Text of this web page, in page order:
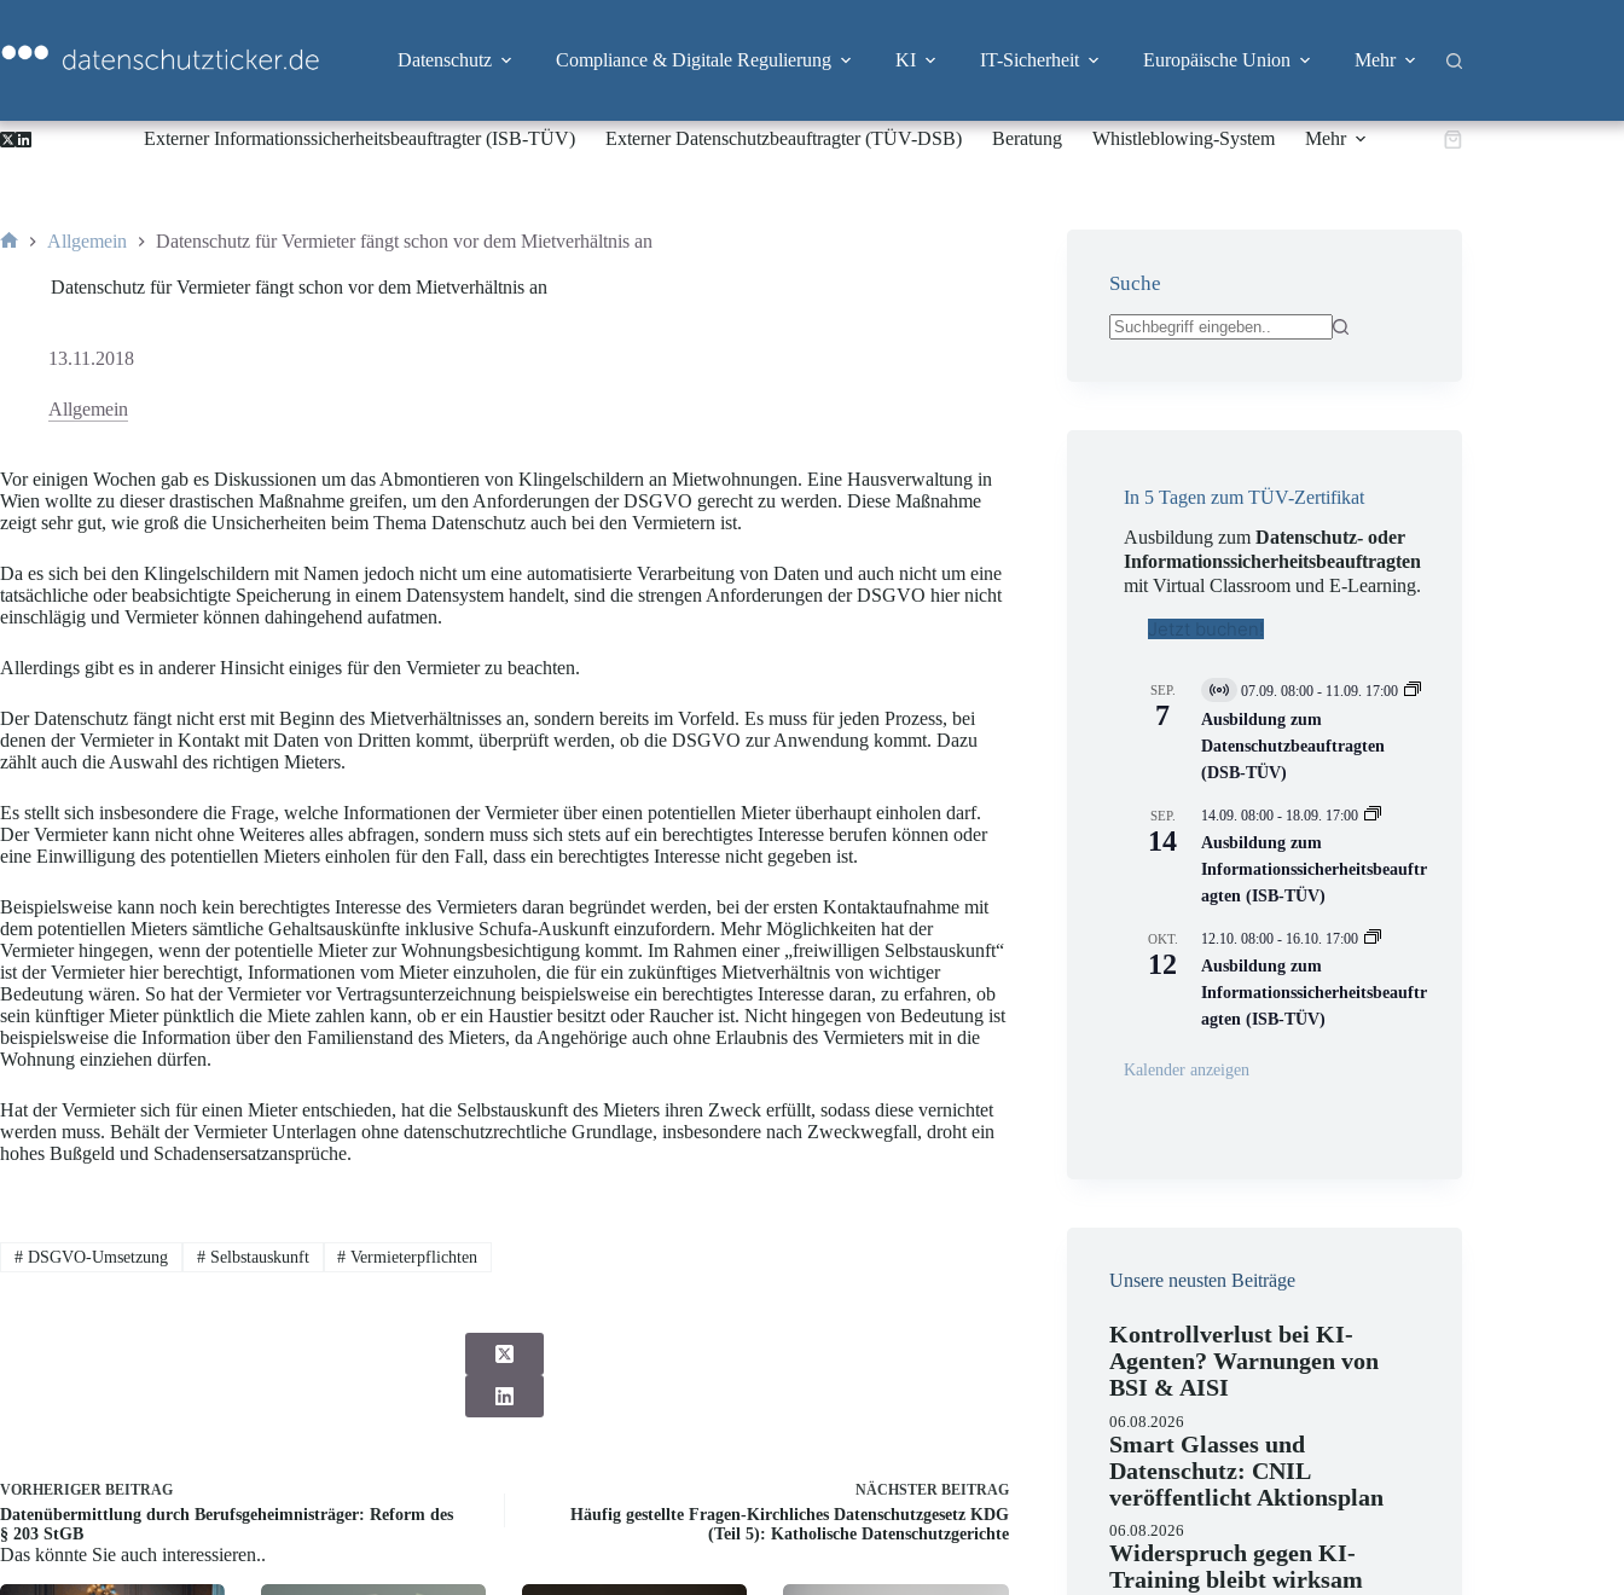
springen
Datenschutz Compliance & Digitale Regulierung KI IT-Sicherheit Europäische Union Mehr
Externer Informationssicherheitsbeauftragter (ISB-TÜV) Externer Datenschutzbeauftragter (TÜV-DSB) Beratung Whistleblowing-System Mehr Warenkorb
Allgemein Datenschutz für Vermieter fängt schon vor dem Mietverhältnis an
Datenschutz für Vermieter fängt schon vor dem Mietverhältnis an
13.11.2018
Allgemein
Vor einigen Wochen gab es Diskussionen um das Abmontieren von Klingelschildern an Mietwohnungen. Eine Hausverwaltung in
Wien wollte zu dieser drastischen Maßnahme greifen, um den Anforderungen der DSGVO gerecht zu werden. Diese Maßnahme
zeigt sehr gut, wie groß die Unsicherheiten beim Thema Datenschutz auch bei den Vermietern ist.
Da es sich bei den Klingelschildern mit Namen jedoch nicht um eine automatisierte Verarbeitung von Daten und auch nicht um eine
tatsächliche oder beabsichtigte Speicherung in einem Datensystem handelt, sind die strengen Anforderungen der DSGVO hier nicht
einschlägig und Vermieter können dahingehend aufatmen.
Allerdings gibt es in anderer Hinsicht einiges für den Vermieter zu beachten.
Der Datenschutz fängt nicht erst mit Beginn des Mietverhältnisses an, sondern bereits im Vorfeld. Es muss für jeden Prozess, bei
denen der Vermieter in Kontakt mit Daten von Dritten kommt, überprüft werden, ob die DSGVO zur Anwendung kommt. Dazu
zählt auch die Auswahl des richtigen Mieters.
Es stellt sich insbesondere die Frage, welche Informationen der Vermieter über einen potentiellen Mieter überhaupt einholen darf.
Der Vermieter kann nicht ohne Weiteres alles abfragen, sondern muss sich stets auf ein berechtigtes Interesse berufen können oder
eine Einwilligung des potentiellen Mieters einholen für den Fall, dass ein berechtigtes Interesse nicht gegeben ist.
Beispielsweise kann noch kein berechtigtes Interesse des Vermieters daran begründet werden, bei der ersten Kontaktaufnahme mit
dem potentiellen Mieters sämtliche Gehaltsauskünfte inklusive Schufa-Auskunft einzufordern. Mehr Möglichkeiten hat der
Vermieter hingegen, wenn der potentielle Mieter zur Wohnungsbesichtigung kommt. Im Rahmen einer „freiwilligen Selbstauskunft“
ist der Vermieter hier berechtigt, Informationen vom Mieter einzuholen, die für ein zukünftiges Mietverhältnis von wichtiger
Bedeutung wären. So hat der Vermieter vor Vertragsunterzeichnung beispielsweise ein berechtigtes Interesse daran, zu erfahren, ob
sein künftiger Mieter pünktlich die Miete zahlen kann, ob er ein Haustier besitzt oder Raucher ist. Nicht hingegen von Bedeutung ist
beispielsweise die Information über den Familienstand des Mieters, da Angehörige auch ohne Erlaubnis des Vermieters mit in die
Wohnung einziehen dürfen.
Hat der Vermieter sich für einen Mieter entschieden, hat die Selbstauskunft des Mieters ihren Zweck erfüllt, sodass diese vernichtet
werden muss. Behält der Vermieter Unterlagen ohne datenschutzrechtliche Grundlage, insbesondere nach Zweckwegfall, droht ein
hohes Bußgeld und Schadensersatzansprüche.
#DSGVO-Umsetzung #Selbstauskunft # Vermieterpflichten
VORHERIGER BEITRAG
Datenübermittlung durch Berufsgeheimnisträger: Reform des
§ 203 StGB
NÄCHSTER BEITRAG
Häufig gestellte Fragen-Kirchliches Datenschutzgesetz KDG
(Teil 5): Katholische Datenschutzgerichte
Das könnte Sie auch interessieren..
Suche
In 5 Tagen zum TÜV-Zertifikat
Ausbildung zumDatenschutz- oder
Informationssicherheitsbeauftragten
mit Virtual Classroom und E-Learning.
Jetzt buchen!
SEP.
7
V
i
t
u
l
V
e
r
n
s
t
a
t
n
07.09. 08:00 - 11.09. 17:00
Ausbildung zum
Datenschutzbeauftragten
(DSB-TÜV)
SEP.
14
14.09. 08:00 - 18.09. 17:00
Ausbildung zum
Informationssicherheitsbeauftr
agten (ISB-TÜV)
OKT.
12
12.10. 08:00 - 16.10. 17:00
Ausbildung zum
Informationssicherheitsbeauftr
agten (ISB-TÜV)
Kalender anzeigen
Unsere neusten Beiträge
Kontrollverlust bei KI-
Agenten? Warnungen von
BSI & AISI
06.08.2026
Smart Glasses und
Datenschutz: CNIL
veröffentlicht Aktionsplan
06.08.2026
Widerspruch gegen KI-
Training bleibt wirksam